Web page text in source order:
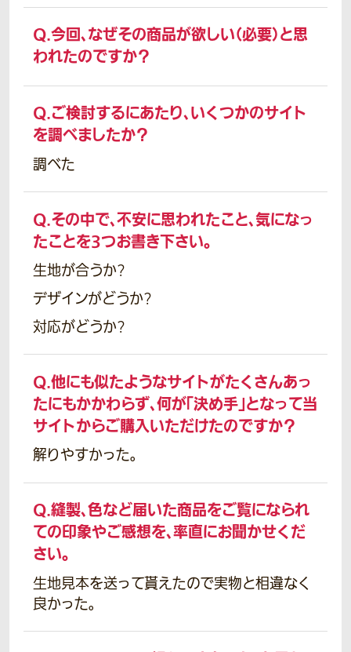
Q.今回、なぜその商品が欲しい（必要）と思
われたのですか？
Q.ご検討するにあたり、いくつかのサイト
を調べましたか？
調べた
Q.その中で、不安に思われたこと、気になっ
たことを3つお書き下さい。
生地が合うか?
デザインがどうか?
対応がどうか?
Q.他にも似たようなサイトがたくさんあっ
たにもかかわらず、何が「決め手」となって当
サイトからご購入いただけたのですか？
解りやすかった。
Q.縫製、色など届いた商品をご覧になられ
ての印象やご感想を、率直にお聞かせくだ
さい。
生地見本を送って貰えたので実物と相違なく
良かった。